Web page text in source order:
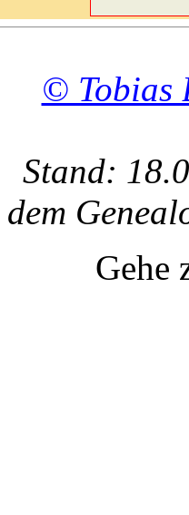
© Tobias
Stand:
Gehe